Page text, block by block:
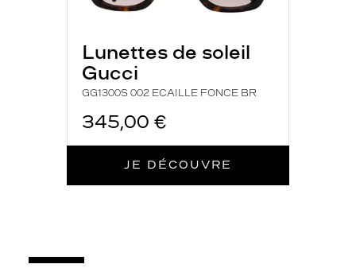
Lunettes de soleil
Gucci
GG1300S 002 ECAILLE FONCE BR
345,00 €
JE DÉCOUVRE